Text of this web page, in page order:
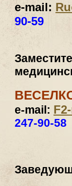
e-mail:
90-59
e-mail:
247-90-58